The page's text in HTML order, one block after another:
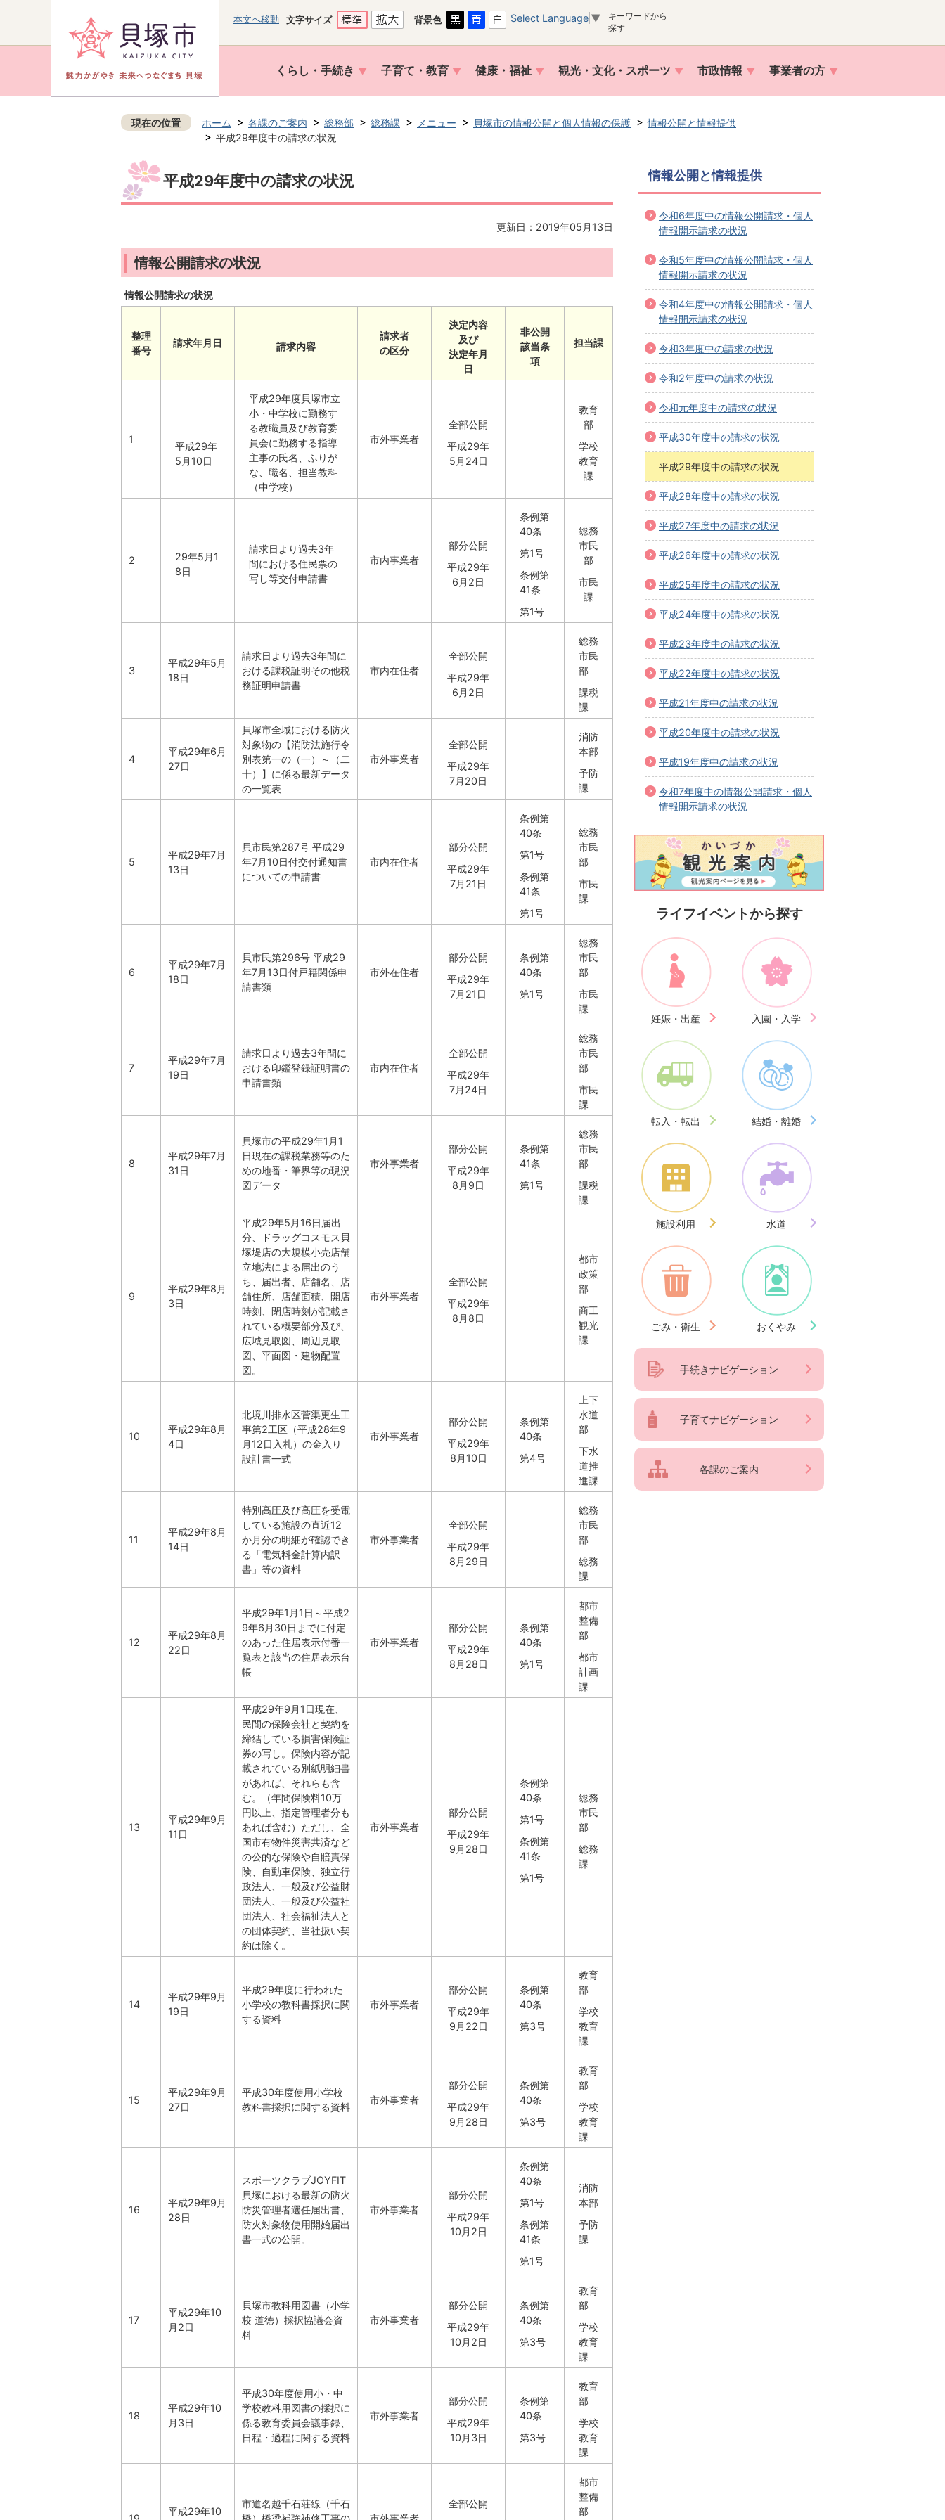
本文へ移動 文字サイズ 背景色 Select Language ▼
キーワードから
探す
くらし・手続き 子育て・教育 健康・福祉 観光・文化・スポーツ 市政情報 事業者の方
現在の位置 ホーム 各課のご案内 総務部 総務課 メニュー 貝塚市の情報公開と個人情報の保護
情報公開と情報提供
平成29年度中の請求の状況
平成29年度中の請求の状況
更新日：2019年05月13日
情報公開請求の状況
情報公開請求の状況
整理
番号
請求年月日 請求内容
請求者
の区分
決定内容
及び
決定年月
日
非公開
該当条
項
担当課
1
平成29年
5月10日
平成29年度貝塚市立
小・中学校に勤務す
る教職員及び教育委
員会に勤務する指導
主事の氏名、ふりが
な、職名、担当教科
（中学校）
市外事業者
全部公開
平成29年
5月24日
教育
部
学校
教育
課
2
29年5月1
8日
請求日より過去3年
間における住民票の
写し等交付申請書
市内事業者
部分公開
平成29年
6月2日
条例第
40条
第1号
条例第
41条
第1号
総務
市民
部
市民
課
3
平成29年5月
18日
請求日より過去3年間に
おける課税証明その他税
務証明申請書
市内在住者
全部公開
平成29年
6月2日
総務
市民
部
課税
課
4
平成29年6月
27日
貝塚市全域における防火
対象物の【消防法施行令
別表第一の（一）～（二
十）】に係る最新データ
の一覧表
市外事業者
全部公開
平成29年
7月20日
消防
本部
予防
課
5
平成29年7月
13日
貝市民第287号 平成29
年7月10日付交付通知書
についての申請書
市内在住者
部分公開
平成29年
7月21日
条例第
40条
第1号
条例第
41条
第1号
総務
市民
部
市民
課
6
平成29年7月
18日
貝市民第296号 平成29
年7月13日付戸籍関係申
請書類
市外在住者
部分公開
平成29年
7月21日
条例第
40条
第1号
総務
市民
部
市民
課
7
平成29年7月
19日
請求日より過去3年間に
おける印鑑登録証明書の
申請書類
市内在住者
全部公開
平成29年
7月24日
総務
市民
部
市民
課
8
平成29年7月
31日
貝塚市の平成29年1月1
日現在の課税業務等のた
めの地番・筆界等の現況
図データ
市外事業者
部分公開
平成29年
8月9日
条例第
41条
第1号
総務
市民
部
課税
課
9
平成29年8月
3日
平成29年5月16日届出
分、ドラッグコスモス貝
塚堤店の大規模小売店舗
立地法による届出のう
ち、届出者、店舗名、店
舗住所、店舗面積、開店
時刻、閉店時刻が記載さ
れている概要部分及び、
広域見取図、周辺見取
図、平面図・建物配置
図。
市外事業者
全部公開
平成29年
8月8日
都市
政策
部
商工
観光
課
10
平成29年8月
4日
北境川排水区菅渠更生工
事第2工区（平成28年9
月12日入札）の金入り
設計書一式
市外事業者
部分公開
平成29年
8月10日
条例第
40条
第4号
上下
水道
部
下水
道推
進課
11
平成29年8月
14日
特別高圧及び高圧を受電
している施設の直近12
か月分の明細が確認でき
る「電気料金計算内訳
書」等の資料
市外事業者
全部公開
平成29年
8月29日
総務
市民
部
総務
課
12
平成29年8月
22日
平成29年1月1日～平成2
9年6月30日までに付定
のあった住居表示付番一
覧表と該当の住居表示台
帳
市外事業者
部分公開
平成29年
8月28日
条例第
40条
第1号
都市
整備
部
都市
計画
課
13
平成29年9月
11日
平成29年9月1日現在、
民間の保険会社と契約を
締結している損害保険証
券の写し。保険内容が記
載されている別紙明細書
があれば、それらも含
む。（年間保険料10万
円以上、指定管理者分も
あれば含む）ただし、全
国市有物件災害共済など
の公的な保険や自賠責保
険、自動車保険、独立行
政法人、一般及び公益財
団法人、一般及び公益社
団法人、社会福祉法人と
の団体契約、当社扱い契
約は除く。
市外事業者
部分公開
平成29年
9月28日
条例第
40条
第1号
条例第
41条
第1号
総務
市民
部
総務
課
14
平成29年9月
19日
平成29年度に行われた
小学校の教科書採択に関
する資料
市外事業者
部分公開
平成29年
9月22日
条例第
40条
第3号
教育
部
学校
教育
課
15
平成29年9月
27日
平成30年度使用小学校
教科書採択に関する資料
市外事業者
部分公開
平成29年
9月28日
条例第
40条
第3号
教育
部
学校
教育
課
16
平成29年9月
28日
スポーツクラブJOYFIT
貝塚における最新の防火
防災管理者選任届出書、
防火対象物使用開始届出
書一式の公開。
市外事業者
部分公開
平成29年
10月2日
条例第
40条
第1号
条例第
41条
第1号
消防
本部
予防
課
17
平成29年10
月2日
貝塚市教科用図書（小学
校 道徳）採択協議会資
料
市外事業者
部分公開
平成29年
10月2日
条例第
40条
第3号
教育
部
学校
教育
課
18
平成29年10
月3日
平成30年度使用小・中
学校教科用図書の採択に
係る教育委員会議事録、
日程・過程に関する資料
市外事業者
部分公開
平成29年
10月3日
条例第
40条
第3号
教育
部
学校
教育
課
平成29年10
市道名越千石荘線（千石
全部公開
都市
整備
部
情報公開と情報提供
令和6年度中の情報公開請求・個人
情報開示請求の状況
令和5年度中の情報公開請求・個人
情報開示請求の状況
令和4年度中の情報公開請求・個人
情報開示請求の状況
令和3年度中の請求の状況
令和2年度中の請求の状況
令和元年度中の請求の状況
平成30年度中の請求の状況
平成29年度中の請求の状況
平成28年度中の請求の状況
平成27年度中の請求の状況
平成26年度中の請求の状況
平成25年度中の請求の状況
平成24年度中の請求の状況
平成23年度中の請求の状況
平成22年度中の請求の状況
平成21年度中の請求の状況
平成20年度中の請求の状況
平成19年度中の請求の状況
令和7年度中の情報公開請求・個人
情報開示請求の状況
ライフイベントから探す
妊娠・出産 入園・入学
転入・転出 結婚・離婚
施設利用 水道
ごみ・衛生 おくやみ
手続きナビゲーション
子育てナビゲーション
各課のご案内